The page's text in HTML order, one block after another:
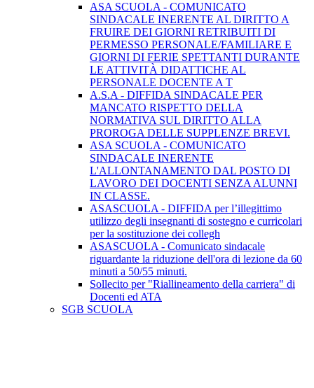
ASA SCUOLA - COMUNICATO
SINDACALE INERENTE AL DIRITTO A
FRUIRE DEI GIORNI RETRIBUITI DI
PERMESSO PERSONALE/FAMILIARE E
GIORNI DI FERIE SPETTANTI DURANTE
LE ATTIVITÀ DIDATTICHE AL
PERSONALE DOCENTE A T
A.S.A - DIFFIDA SINDACALE PER
MANCATO RISPETTO DELLA
NORMATIVA SUL DIRITTO ALLA
PROROGA DELLE SUPPLENZE BREVI.
ASA SCUOLA - COMUNICATO
SINDACALE INERENTE
L'ALLONTANAMENTO DAL POSTO DI
LAVORO DEI DOCENTI SENZA ALUNNI
IN CLASSE.
ASASCUOLA - DIFFIDA per l’illegittimo
utilizzo degli insegnanti di sostegno e curricolari
per la sostituzione dei collegh
ASASCUOLA - Comunicato sindacale
riguardante la riduzione dell'ora di lezione da 60
minuti a 50/55 minuti.
Sollecito per "Riallineamento della carriera" di
Docenti ed ATA
SGB SCUOLA